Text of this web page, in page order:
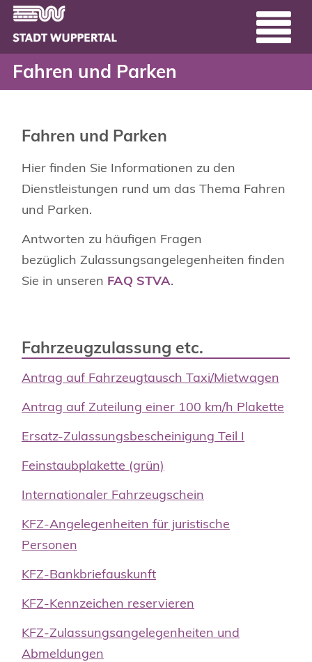
Zum Hauptinhalt springen
Fahren und Parken -
Header
Fahren und Parken
Fahren und Parken
Hier finden Sie Informationen zu den
Dienstleistungen rund um das Thema Fahren
und Parken.
Antworten zu häufigen Fragen
bezüglich Zulassungsangelegenheiten finden
Sie in unseren FAQ STVA.
Fahrzeugzulassung etc.
Antrag auf Fahrzeugtausch Taxi/Mietwagen
Antrag auf Zuteilung einer 100 km/h Plakette
Ersatz-Zulassungsbescheinigung Teil I
Feinstaubplakette (grün)
Internationaler Fahrzeugschein
KFZ-Angelegenheiten für juristische
Personen
KFZ-Bankbriefauskunft
KFZ-Kennzeichen reservieren
KFZ-Zulassungsangelegenheiten und
Abmeldungen